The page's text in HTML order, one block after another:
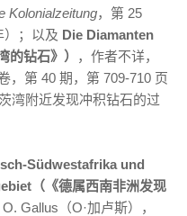
Kolonialzeitung，第 25
）；以及 Die Diamanten
钻石》）
，作者不详，
，第 40 期，第 709-710 页
湾附近发现冲积钻石的过
Südwestafrika und
（《德属西南非洲发现
O. Gallus（O·加卢斯），